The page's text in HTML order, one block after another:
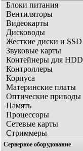
Блоки питания
Вентиляторы
Видеокарты
Дисководы
Жесткие диски и SSD
Звуковые карты
Контейнеры для HDD
Контроллеры
Корпуса
Материнские платы
Оптические приводы
Память
Процессоры
Сетевые карты
Стриммеры
Серверное оборудование